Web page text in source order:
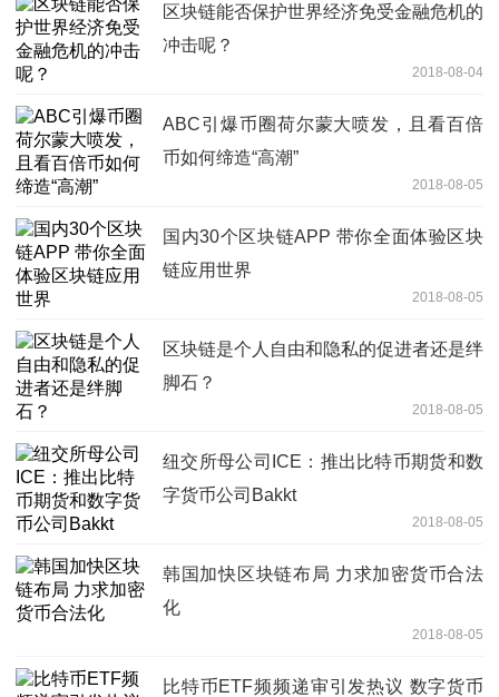
区块链能否保护世界经济免受金融危机的
冲击呢？
2018-08-04
ABC引爆币圈荷尔蒙大喷发，且看百倍
币如何缔造“高潮”
2018-08-05
国内30个区块链APP 带你全面体验区块
链应用世界
2018-08-05
区块链是个人自由和隐私的促进者还是绊
脚石？
2018-08-05
纽交所母公司ICE：推出比特币期货和数
字货币公司Bakkt
2018-08-05
韩国加快区块链布局 力求加密货币合法
化
2018-08-05
比特币ETF频频递审引发热议 数字货币